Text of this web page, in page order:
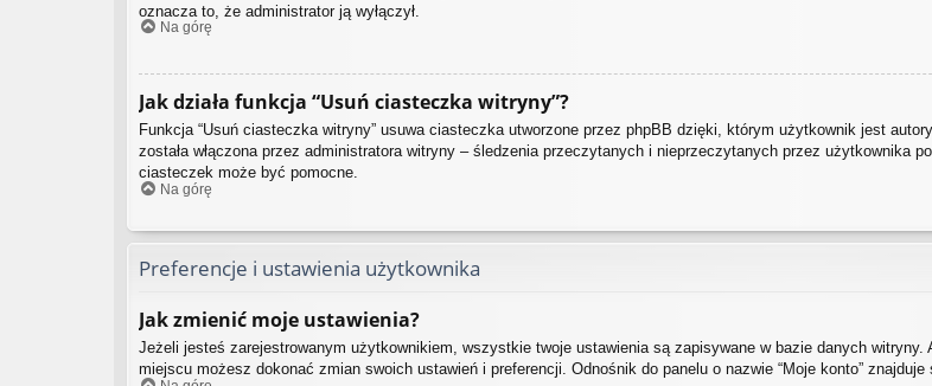
oznacza to, że administrator ją wyłączył.
Na górę
Jak działa funkcja “Usuń ciasteczka witryny”?
Funkcja “Usuń ciasteczka witryny” usuwa ciasteczka utworzone przez phpBB dzięki, którym użytkownik jest
została włączona przez administratora witryny – śledzenia przeczytanych i nieprzeczytanych przez użytkownika
ciasteczek może być pomocne.
Na górę
Preferencje i ustawienia użytkownika
Jak zmienić moje ustawienia?
Jeżeli jesteś zarejestrowanym użytkownikiem, wszystkie twoje ustawienia są zapisywane w bazie danych
miejscu możesz dokonać zmian swoich ustawień i preferencji. Odnośnik do panelu o nazwie “Moje konto”